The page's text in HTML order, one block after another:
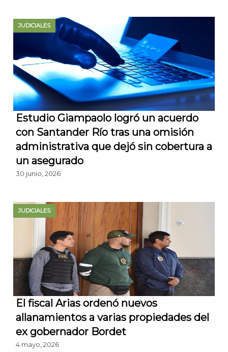
JUDICIALES
Estudio Giampaolo logró un acuerdo
con Santander Río tras una omisión
administrativa que dejó sin cobertura a
un asegurado
30 junio, 2026
JUDICIALES
El fiscal Arias ordenó nuevos
allanamientos a varias propiedades del
ex gobernador Bordet
4 mayo, 2026